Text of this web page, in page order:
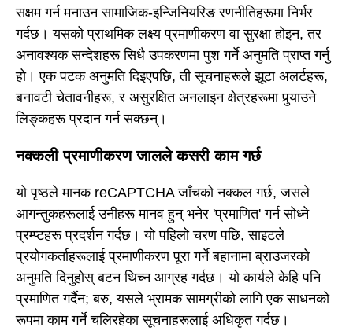
सक्षम गर्न मनाउन सामाजिक-इन्जिनियरिङ रणनीतिहरूमा निर्भर
गर्दछ। यसको प्राथमिक लक्ष्य प्रमाणीकरण वा सुरक्षा होइन, तर
अनावश्यक सन्देशहरू सिधै उपकरणमा पुश गर्ने अनुमति प्राप्त गर्नु
हो। एक पटक अनुमति दिइएपछि, ती सूचनाहरूले झूटा अलर्टहरू,
बनावटी चेतावनीहरू, र असुरक्षित अनलाइन क्षेत्रहरूमा पुर्‍याउने
लिङ्कहरू प्रदान गर्न सक्छन्।
नक्कली प्रमाणीकरण जालले कसरी काम गर्छ
यो पृष्ठले मानक reCAPTCHA जाँचको नक्कल गर्छ, जसले
आगन्तुकहरूलाई उनीहरू मानव हुन् भनेर 'प्रमाणित' गर्न सोध्ने
प्रम्प्टहरू प्रदर्शन गर्दछ। यो पहिलो चरण पछि, साइटले
प्रयोगकर्ताहरूलाई प्रमाणीकरण पूरा गर्ने बहानामा ब्राउजरको
अनुमति दिनुहोस् बटन थिच्न आग्रह गर्दछ। यो कार्यले केहि पनि
प्रमाणित गर्दैन; बरु, यसले भ्रामक सामग्रीको लागि एक साधनको
रूपमा काम गर्ने चलिरहेका सूचनाहरूलाई अधिकृत गर्दछ।